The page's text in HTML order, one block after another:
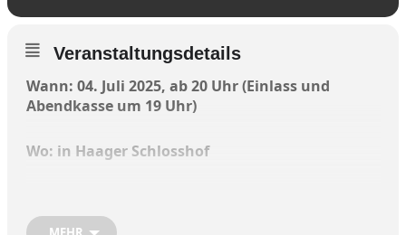
Veranstaltungsdetails
Wann: 04. Juli 2025, ab 20 Uhr (Einlass und
Abendkasse um 19 Uhr)
Wo: in Haager Schlosshof